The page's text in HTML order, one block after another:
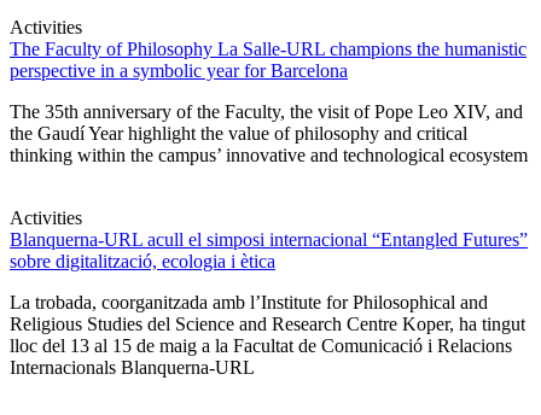
Activities
The Faculty of Philosophy La Salle-URL champions the humanistic
perspective in a symbolic year for Barcelona
The 35th anniversary of the Faculty, the visit of Pope Leo XIV, and
the Gaudí Year highlight the value of philosophy and critical
thinking within the campus’ innovative and technological ecosystem
Activities
Blanquerna-URL acull el simposi internacional “Entangled Futures”
sobre digitalització, ecologia i ètica
La trobada, coorganitzada amb l’Institute for Philosophical and
Religious Studies del Science and Research Centre Koper, ha tingut
lloc del 13 al 15 de maig a la Facultat de Comunicació i Relacions
Internacionals Blanquerna-URL